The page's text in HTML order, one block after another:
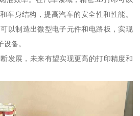
车身结构，提高汽车的安全性和性能。
以制造出微型电子元件和电路板，实现
备。
发展，未来有望实现更高的打印精度和